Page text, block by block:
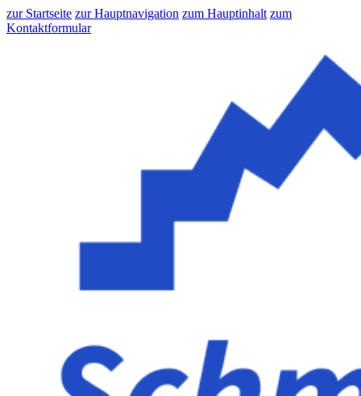
zur Startseite zur Hauptnavigation zum Hauptinhalt zum
Kontaktformular